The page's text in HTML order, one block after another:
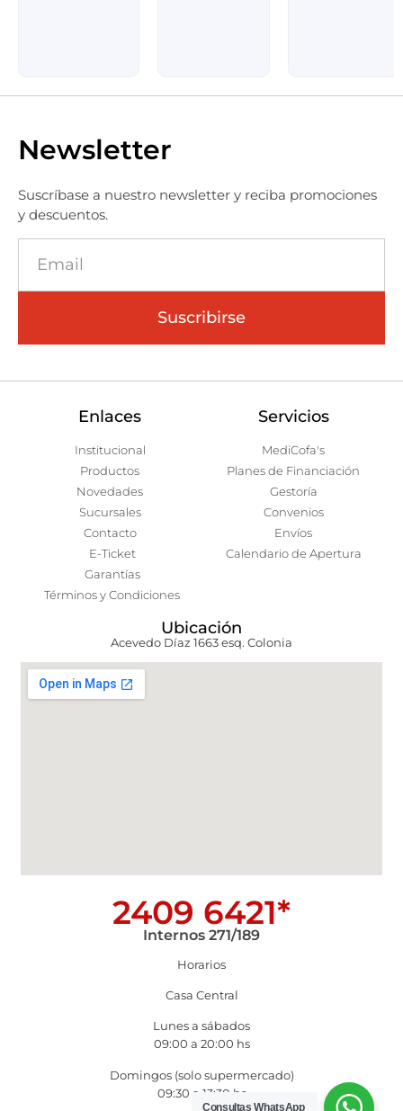
Newsletter
Suscríbase a nuestro newsletter y reciba promociones
y descuentos.
Suscribirse
Enlaces
Institucional
Productos
Novedades
Sucursales
Contacto
E-Ticket
Garantías
Términos y Condiciones
Servicios
MediCofa's
Planes de Financiación
Gestoría
Convenios
Envíos
Calendario de Apertura
Ubicación
Acevedo Díaz 1663 esq. Colonia
2409 6421*
Internos 271/189
Horarios
Casa Central
Lunes a sábados
09:00 a 20:00 hs
Domingos (solo supermercado)
09:30 a 13:30 hs
Consultas WhatsApp